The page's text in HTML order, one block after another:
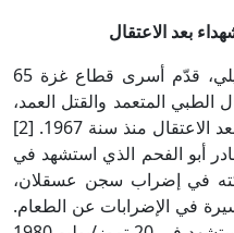
وعلى مدار سني الاحتلال الإسرائيلي، قدّم أسرى قطاع غزة 65
الطبي المتعمد والقتل العمد،
من أصل 237 أسيراً ارتقوا شهداء بعد الاعتقال منذ سنة 1967. [2]
أبو الفحم الذي استشهد في
خلال مشاركته في إضراب سجن عسقلان،
في الإضرابات عن الطعام.